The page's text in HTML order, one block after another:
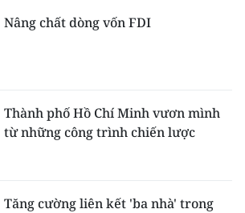
Nâng chất dòng vốn FDI
Thành phố Hồ Chí Minh vươn mình
từ những công trình chiến lược
Tăng cường liên kết 'ba nhà' trong